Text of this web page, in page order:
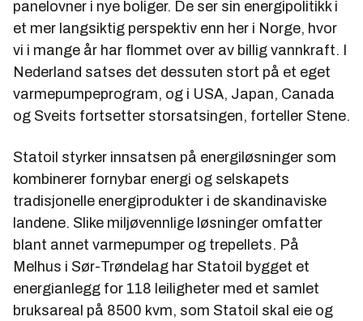
panelovner i nye boliger. De ser sin energipolitikk i
et mer langsiktig perspektiv enn her i Norge, hvor
vi i mange år har flommet over av billig vannkraft. I
Nederland satses det dessuten stort på et eget
varmepumpeprogram, og i USA, Japan, Canada
og Sveits fortsetter storsatsingen, forteller Stene.
Statoil styrker innsatsen på energiløsninger som
kombinerer fornybar energi og selskapets
tradisjonelle energiprodukter i de skandinaviske
landene. Slike miljøvennlige løsninger omfatter
blant annet varmepumper og trepellets. På
Melhus i Sør-Trøndelag har Statoil bygget et
energianlegg for 118 leiligheter med et samlet
bruksareal på 8500 kvm, som Statoil skal eie og